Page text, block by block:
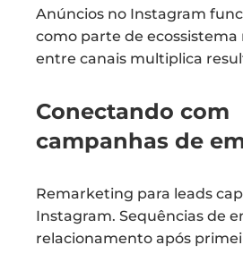
Anúncios no Instagram
como parte de ecossistema
entre canais multiplica
Conectando com
campanhas de
Remarketing para leads
Instagram. Sequências de
relacionamento após